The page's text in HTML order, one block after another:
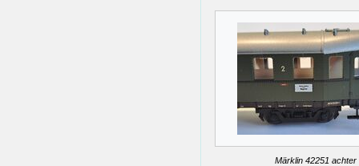
Märklin 42251 achter